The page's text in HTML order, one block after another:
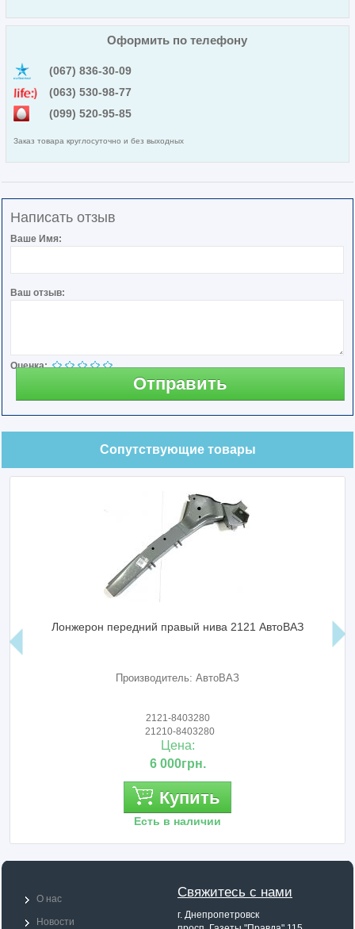
Оформить по телефону
(067) 836-30-09
(063) 530-98-77
(099) 520-95-85
Заказ товара круглосуточно и без выходных
Написать отзыв
Ваше Имя:
Ваш отзыв:
Оценка:
Отправить
Сопутствующие товары
Лонжерон передний правый нива 2121 АвтоВАЗ
Производитель: АвтоВАЗ
2121-8403280
21210-8403280
Цена:
6 000грн.
Купить
Есть в наличии
Свяжитесь с нами
г. Днепропетровск
О нас
Новости